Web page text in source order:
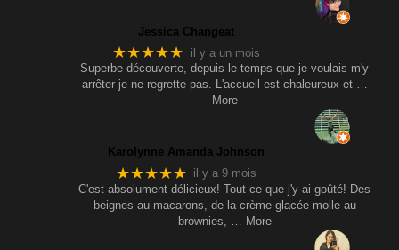
Jessica Changeat
★★★★★
il y a un mois
Superbe découverte, depuis le temps que je voulais m'y
arrêter je ne regrette pas. L'accueil est chaleureux et …
More
Karolynne Amanda Johnson
★★★★★ il y a 9 mois
C'est absolument délicieux! Tout ce que j'y ai goûté! Des
beignes au macarons, de la crème glacée molle au
brownies,
… More